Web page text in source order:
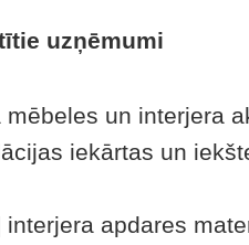
uzņēmumi
mēbeles un interjera
iekārtas un
interjera apdares